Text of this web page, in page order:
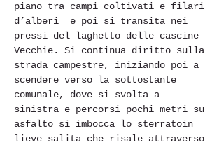
piano tra campi coltivati e filari
d’alberi  e poi si transita nei
pressi del laghetto delle cascine
Vecchie. Si continua diritto sulla
strada campestre, iniziando poi a
scendere verso la sottostante
comunale, dove si svolta a
sinistra e percorsi pochi metri su
asfalto si imbocca lo sterratoin
lieve salita che risale attraverso